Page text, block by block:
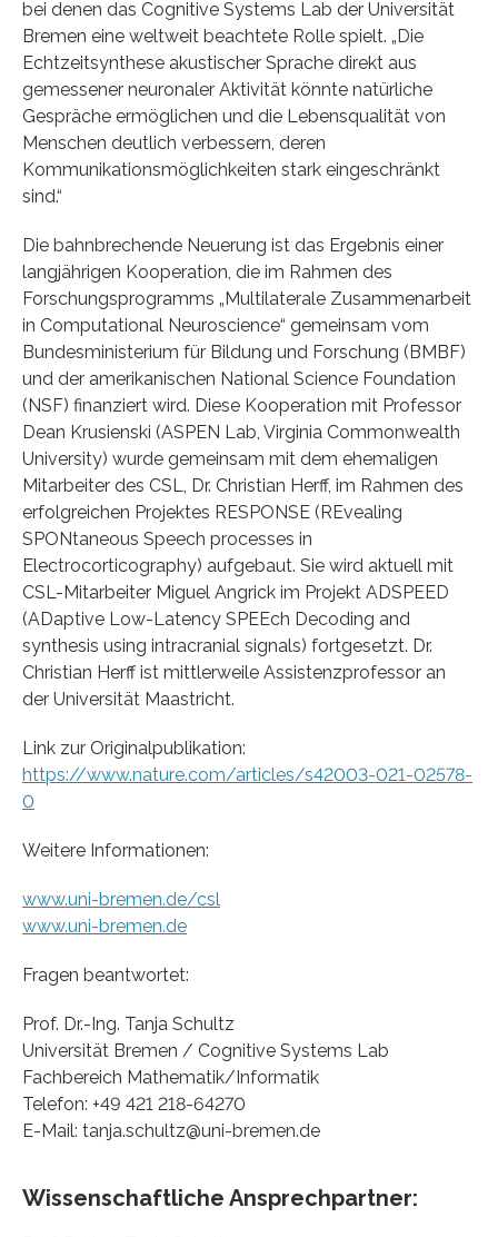
bei denen das Cognitive Systems Lab der Universität
Bremen eine weltweit beachtete Rolle spielt. „Die
Echtzeitsynthese akustischer Sprache direkt aus
gemessener neuronaler Aktivität könnte natürliche
Gespräche ermöglichen und die Lebensqualität von
Menschen deutlich verbessern, deren
Kommunikationsmöglichkeiten stark eingeschränkt
sind.“
Die bahnbrechende Neuerung ist das Ergebnis einer
langjährigen Kooperation, die im Rahmen des
Forschungsprogramms „Multilaterale Zusammenarbeit
in Computational Neuroscience“ gemeinsam vom
Bundesministerium für Bildung und Forschung (BMBF)
und der amerikanischen National Science Foundation
(NSF) finanziert wird. Diese Kooperation mit Professor
Dean Krusienski (ASPEN Lab, Virginia Commonwealth
University) wurde gemeinsam mit dem ehemaligen
Mitarbeiter des CSL, Dr. Christian Herff, im Rahmen des
erfolgreichen Projektes RESPONSE (REvealing
SPONtaneous Speech processes in
Electrocorticography) aufgebaut. Sie wird aktuell mit
CSL-Mitarbeiter Miguel Angrick im Projekt ADSPEED
(ADaptive Low-Latency SPEEch Decoding and
synthesis using intracranial signals) fortgesetzt. Dr.
Christian Herff ist mittlerweile Assistenzprofessor an
der Universität Maastricht.
Link zur Originalpublikation:
https://www.nature.com/articles/s42003-021-02578-
0
Weitere Informationen:
www.uni-bremen.de/csl
www.uni-bremen.de
Fragen beantwortet:
Prof. Dr.-Ing. Tanja Schultz
Universität Bremen / Cognitive Systems Lab
Fachbereich Mathematik/Informatik
Telefon: +49 421 218-64270
E-Mail: tanja.schultz@uni-bremen.de
Wissenschaftliche Ansprechpartner: